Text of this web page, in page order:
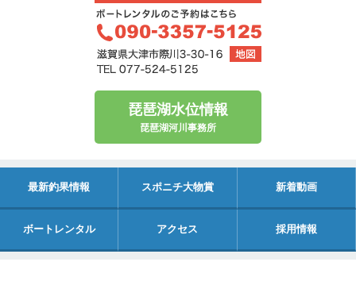
琵琶湖水位情報
琵琶湖河川事務所
最新釣果情報 スポニチ大物賞 新着動画
ボートレンタル アクセス 採用情報